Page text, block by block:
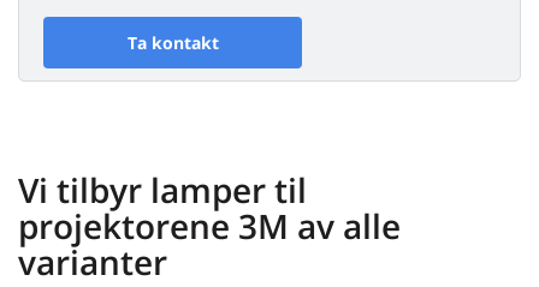
Ta kontakt
Vi tilbyr lamper til
projektorene 3M av alle
varianter